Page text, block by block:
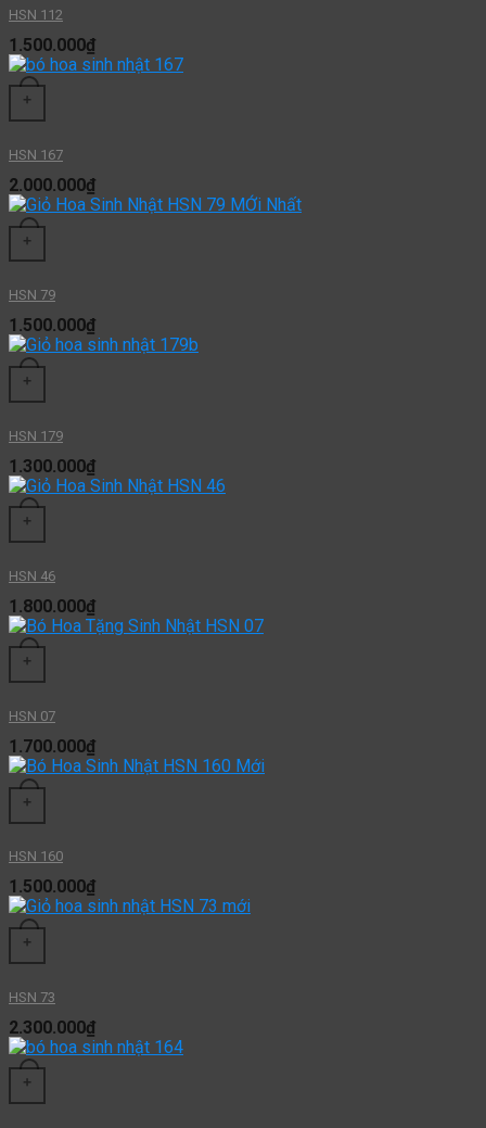
HSN 112
1.500.000₫
+
HSN 167
2.000.000₫
+
HSN 79
1.500.000₫
+
HSN 179
1.300.000₫
+
HSN 46
1.800.000₫
+
HSN 07
1.700.000₫
+
HSN 160
1.500.000₫
+
HSN 73
2.300.000₫
+